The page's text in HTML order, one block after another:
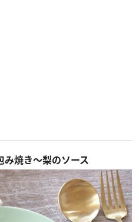
焼き～梨のソース